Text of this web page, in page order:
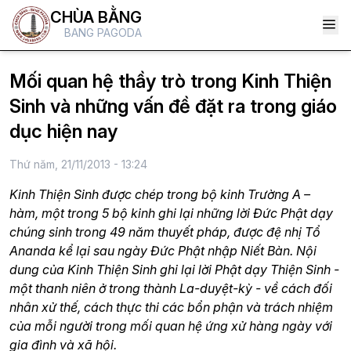
CHÙA BẰNG
BANG PAGODA
Mối quan hệ thầy trò trong Kinh Thiện
Sinh và những vấn đề đặt ra trong giáo
dục hiện nay
Thứ năm, 21/11/2013 - 13:24
Kinh Thiện Sinh được chép trong bộ kinh Trường A –
hàm, một trong 5 bộ kinh ghi lại những lời Đức Phật dạy
chúng sinh trong 49 năm thuyết pháp, được đệ nhị Tổ
Ananda kể lại sau ngày Đức Phật nhập Niết Bàn. Nội
dung của Kinh Thiện Sinh ghi lại lời Phật dạy Thiện Sinh -
một thanh niên ở trong thành La-duyệt-kỳ - về cách đối
nhân xử thế, cách thực thi các bổn phận và trách nhiệm
của mỗi người trong mối quan hệ ứng xử hàng ngày với
gia đình và xã hội.